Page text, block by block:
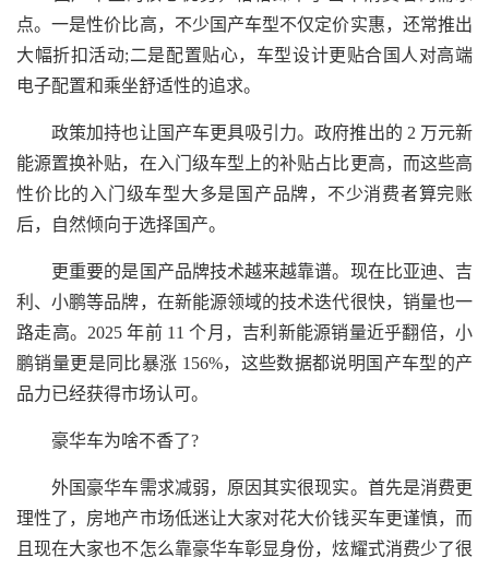
点。一是性价比高，不少国产车型不仅定价实惠，还常推出
大幅折扣活动;二是配置贴心，车型设计更贴合国人对高端
电子配置和乘坐舒适性的追求。
政策加持也让国产车更具吸引力。政府推出的 2 万元新
能源置换补贴，在入门级车型上的补贴占比更高，而这些高
性价比的入门级车型大多是国产品牌，不少消费者算完账
后，自然倾向于选择国产。
更重要的是国产品牌技术越来越靠谱。现在比亚迪、吉
利、小鹏等品牌，在新能源领域的技术迭代很快，销量也一
路走高。2025 年前 11 个月，吉利新能源销量近乎翻倍，小
鹏销量更是同比暴涨 156%，这些数据都说明国产车型的产
品力已经获得市场认可。
豪华车为啥不香了?
外国豪华车需求减弱，原因其实很现实。首先是消费更
理性了，房地产市场低迷让大家对花大价钱买车更谨慎，而
且现在大家也不怎么靠豪华车彰显身份，炫耀式消费少了很